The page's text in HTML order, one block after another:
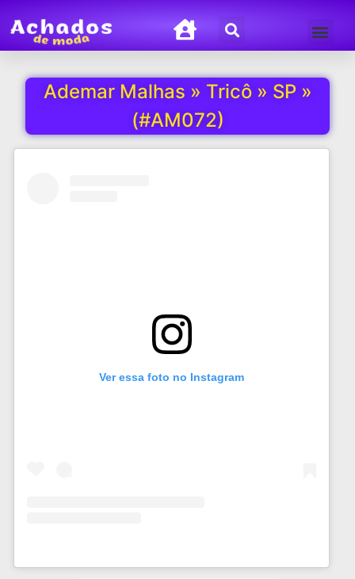
Ademar Malhas » Tricô » SP »
(#AM072)
Ver essa foto no Instagram